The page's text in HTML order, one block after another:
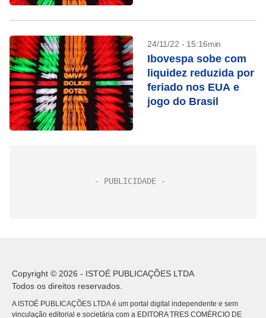
24/11/22 - 15:16min
Ibovespa sobe com
liquidez reduzida por
feriado nos EUA e
jogo do Brasil
Copyright © 2026 - ISTOÉ PUBLICAÇÕES LTDA
Todos os direitos reservados.
A ISTOÉ PUBLICAÇÕES LTDA é um portal digital independente e sem
vinculação editorial e societária com a EDITORA TRES COMÉRCIO DE